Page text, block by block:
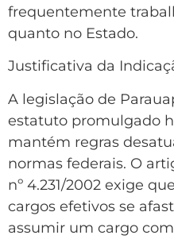
frequentemente
quanto no Estado.
Justificativa da
A legislação de
estatuto promulgado
mantém regras
normas federais. O
nº 4.231/2002 exige
cargos efetivos se
assumir um cargo